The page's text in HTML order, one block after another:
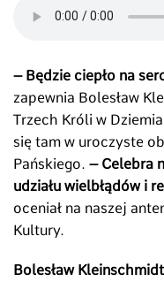
– Będzie ciepło na
zapewnia Bolesław
Trzech Króli w
się tam w uroczyste
Pańskiego. – Celebra
udziału wielbłądów i
oceniał na naszej
Kultury.
Bolesław